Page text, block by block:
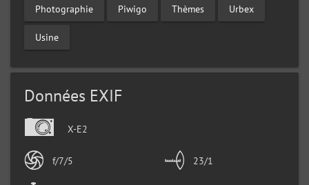
Photographie Piwigo Thèmes Urbex
Usine
Données EXIF
X-E2
f/7/5 23/1